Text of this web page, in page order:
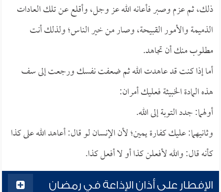
ذلك، ثم عزم وصبر فأعانه الله عز وجل، وأقلع عن تلك العادات
الذميمة والأمور القبيحة، وصار من خير الناس؛ ولذلك أنت
مطلوب منك أن تجاهد.
أما إذا كنت قد عاهدت الله ثم ضعفت نفسك ورجعت إلى سف
هذه المادة الخبيثة فعليك أمران:
أولهما: جدد التوبة إلى الله.
وثانيهما: عليك كفارة يمين؛ لأن الإنسان لو قال: أعاهد الله على كذا
كأنه قال: والله لأفعلن كذا أو لا أفعل كذا.
الإفطار على أذان الإذاعة في رمضان